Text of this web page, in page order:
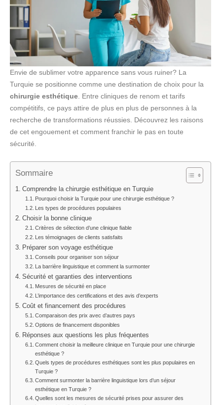
Envie de sublimer votre apparence sans vous ruiner? La
Turquie se positionne comme une destination de choix pour la
chirurgie esthétique . Entre cliniques de renom et tarifs
compétitifs, ce pays attire de plus en plus de personnes à la
recherche de transformations réussies. Découvrez les raisons
de cet engouement et comment franchir le pas en toute
sécurité.
Sommaire
Comprendre la chirurgie esthétique en Turquie
Pourquoi choisir la Turquie pour une chirurgie esthétique ?
Les types de procédures populaires
Choisir la bonne clinique
Critères de sélection d’une clinique fiable
Les témoignages de clients satisfaits
Préparer son voyage esthétique
Conseils pour organiser son séjour
La barrière linguistique et comment la surmonter
Sécurité et garanties des interventions
Mesures de sécurité en place
L’importance des certifications et des avis d’experts
Coût et financement des procédures
Comparaison des prix avec d’autres pays
Options de financement disponibles
Réponses aux questions les plus fréquentes
Comment choisir la meilleure clinique en Turquie pour une chirurgie
esthétique ?
Quels types de procédures esthétiques sont les plus populaires en
Turquie ?
Comment surmonter la barrière linguistique lors d’un séjour
esthétique en Turquie ?
Quelles sont les mesures de sécurité prises pour assurer des